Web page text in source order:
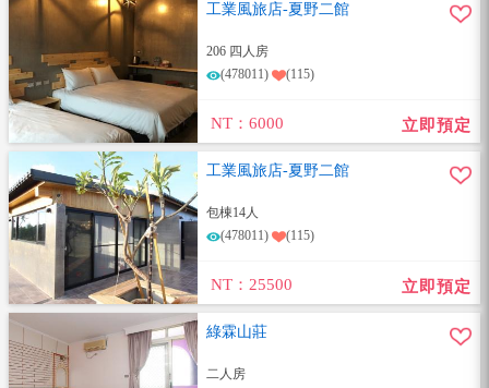
工業風旅店-夏野二館
206 四人房
(478011)
(115)
NT：6000 立即預定
工業風旅店-夏野二館
包棟14人
(478011)
(115)
NT：25500 立即預定
綠霖山莊
二人房